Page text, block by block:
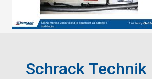
Schrack Technik